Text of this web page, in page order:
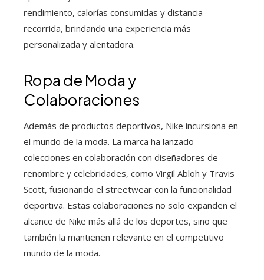
rendimiento, calorías consumidas y distancia
recorrida, brindando una experiencia más
personalizada y alentadora.
Ropa de Moda y
Colaboraciones
Además de productos deportivos, Nike incursiona en
el mundo de la moda. La marca ha lanzado
colecciones en colaboración con diseñadores de
renombre y celebridades, como Virgil Abloh y Travis
Scott, fusionando el streetwear con la funcionalidad
deportiva. Estas colaboraciones no solo expanden el
alcance de Nike más allá de los deportes, sino que
también la mantienen relevante en el competitivo
mundo de la moda.